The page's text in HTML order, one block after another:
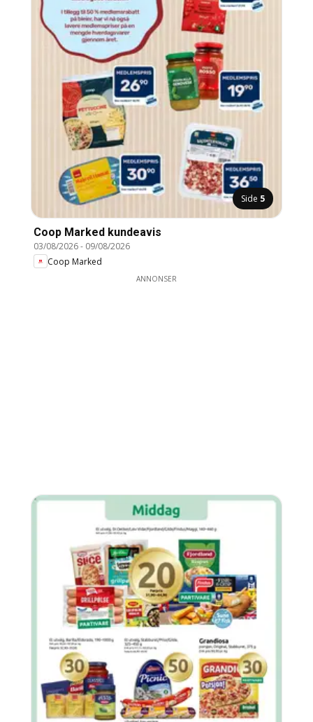
Side 5
Coop Marked kundeavis
03/08/2026- 09/08/2026
Coop Marked
ANNONSER